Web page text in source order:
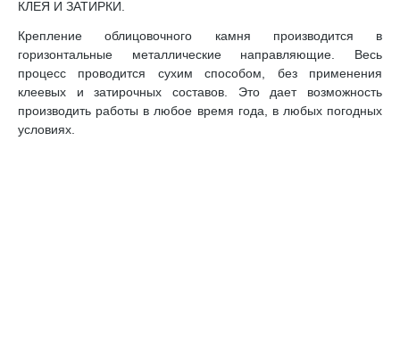
КЛЕЯ И ЗАТИРКИ.
Крепление облицовочного камня производится в
горизонтальные металлические направляющие. Весь
процесс проводится сухим способом, без применения
клеевых и затирочных составов. Это дает возможность
производить работы в любое время года, в любых погодных
условиях.